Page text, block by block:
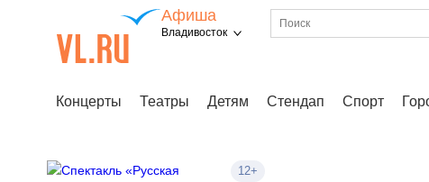
Афиша
Владивосток
Концерты Театры Детям Стендап Спорт
12+